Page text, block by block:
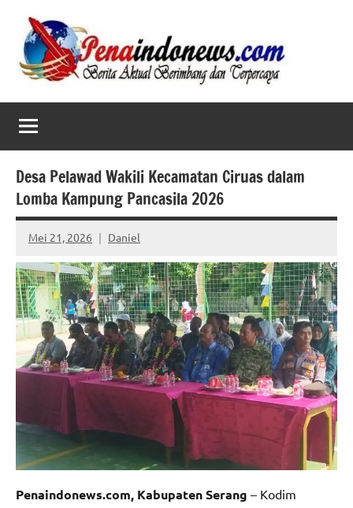
content
Desa Pelawad Wakili Kecamatan Ciruas dalam
Lomba Kampung Pancasila 2026
Mei 21, 2026 Daniel
No
comments
Penaindonews.com, Kabupaten Serang – Kodim